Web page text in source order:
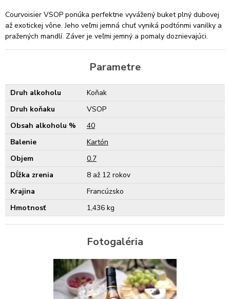
Courvoisier VSOP ponúka perfektne vyvážený buket plný dubovej
až exotickej vône. Jeho veľmi jemná chuť vyniká podtónmi vanilky a
pražených mandlí. Záver je veľmi jemný a pomaly doznievajúci.
Parametre
Druh alkoholu
Koňak
Druh koňaku
VSOP
Obsah alkoholu %
40
Balenie
Kartón
Objem
0.7
Dĺžka zrenia
8 až 12 rokov
Krajina
Francúzsko
Hmotnosť
1,436 kg
Fotogaléria